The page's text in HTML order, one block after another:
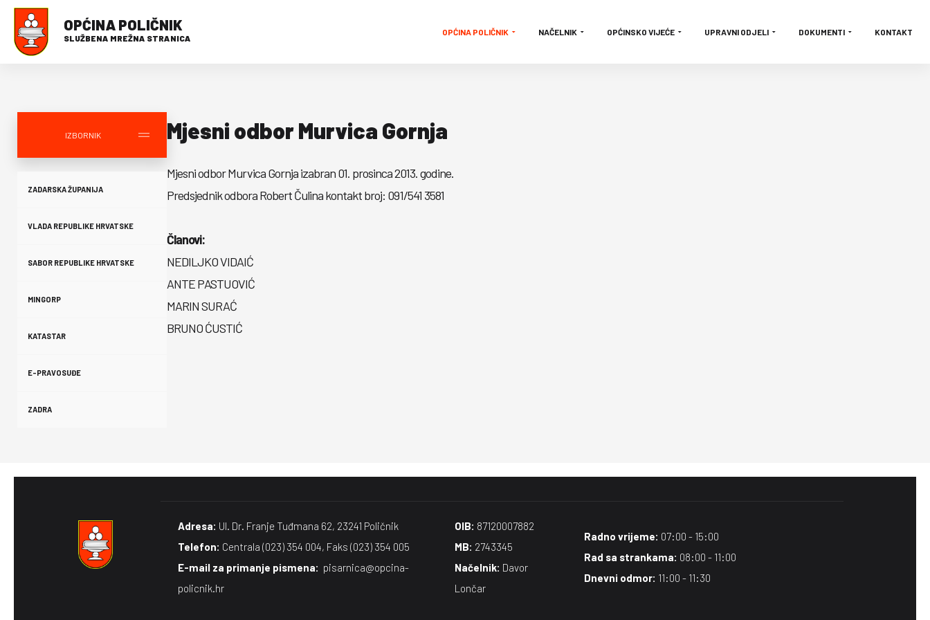
OPĆINA POLIČNIK
SLUŽBENA MREŽNA STRANICA
OPĆINA POLIČNIK NAČELNIK OPĆINSKO VIJEĆE UPRAVNI ODJELI DOKUMENTI KONTAKT
IZBORNIK
ZADARSKA ŽUPANIJA
VLADA REPUBLIKE HRVATSKE
SABOR REPUBLIKE HRVATSKE
MINGORP
KATASTAR
E-PRAVOSUĐE
ZADRA
Mjesni odbor Murvica Gornja
Mjesni odbor Murvica Gornja izabran 01. prosinca 2013. godine.
Predsjednik odbora Robert Čulina kontakt broj: 091/541 3581
Članovi:
NEDILJKO VIDAIĆ
ANTE PASTUOVIĆ
MARIN SURAĆ
BRUNO ĆUSTIĆ
Adresa: Ul. Dr. Franje Tuđmana 62, 23241 Poličnik
Telefon: Centrala (023) 354 004, Faks (023) 354 005
E-mail za primanje pismena​: pisarnica@opcina-
policnik.hr
OIB: 87120007882
MB: 2743345
Načelnik: Davor
Lončar
Radno vrijeme: 07:00 - 15:00
Rad sa strankama: 08:00 - 11:00
Dnevni odmor: 11:00 - 11:30